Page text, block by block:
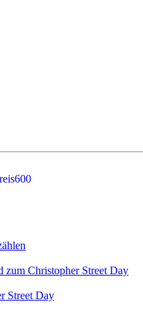
zum Christopher Street Day
Street Day